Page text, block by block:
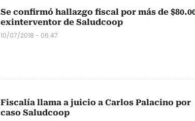
Se confirmó hallazgo fiscal por más de
exinterventor de Saludcoop
10/07/2018 - 06:47
Fiscalía llama a juicio a Carlos Palacino por
caso Saludcoop